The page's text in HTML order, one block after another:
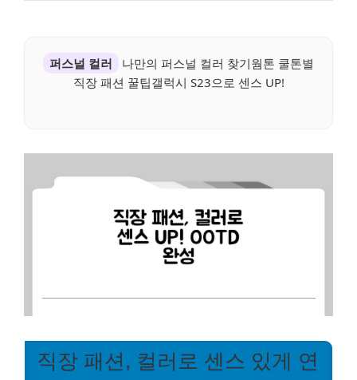
퍼스널 컬러
나만의 퍼스널 컬러 찾기웜톤 쿨톤별
직장 패션 꿀팁갤럭시 S23으로 센스 UP!
직장 패션, 컬러로 센스 있게 연